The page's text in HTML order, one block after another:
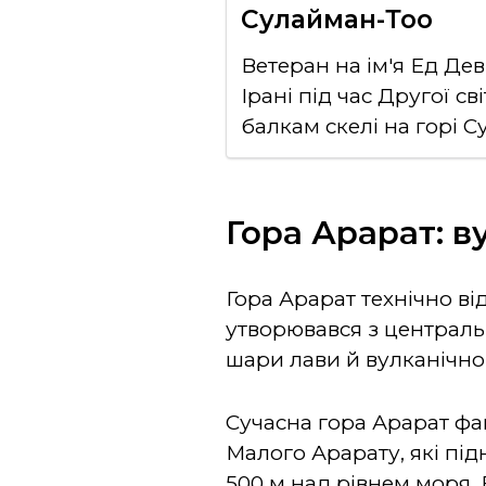
Сулайман-Тоо
Ветеран на ім'я Ед
Ірані під час Другої
балкам скелі на горі
Гора Арарат:
Гора Арарат технічно
утворювався з
шари лави й
Сучасна гора Арарат
Малого Арарату, які